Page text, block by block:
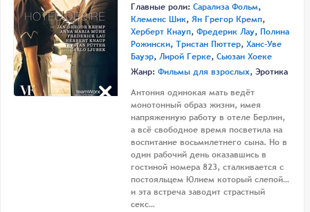
Главные роли: Сарализа Фольм,
Клеменс Шик, Ян Грегор Кремп,
Херберт Кнауп, Фредерик Лау, Полина
Рожински, Тристан Пюттер, Ханс-Уве
Бауэр, Лирой Герке, Сьюзан Хоеке
Жанр: Фильмы для взрослых, Эротика
Антония одинокая мать ведёт
монотонный образ жизни, имея
напряженную работу в отеле Берлин,
а всё свободное время посветила на
воспитание восьмилетнего сына. Но в
один рабочий день оказавшись в
гостиной номера 823, сталкивается с
постояльцем Юлием который слепой…
и эта встреча заводит страстный
секс…